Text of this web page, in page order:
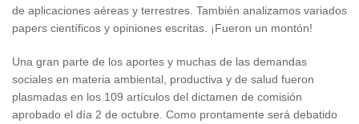
de aplicaciones aéreas y terrestres. También analizamos variados
papers científicos y opiniones escritas. ¡Fueron un montón!
Una gran parte de los aportes y muchas de las demandas
sociales en materia ambiental, productiva y de salud fueron
plasmadas en los 109 artículos del dictamen de comisión
aprobado el día 2 de octubre. Como prontamente será debatido